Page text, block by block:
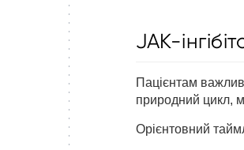
JAK-
Пацієнтам
природний цикл,
Орієнтовний